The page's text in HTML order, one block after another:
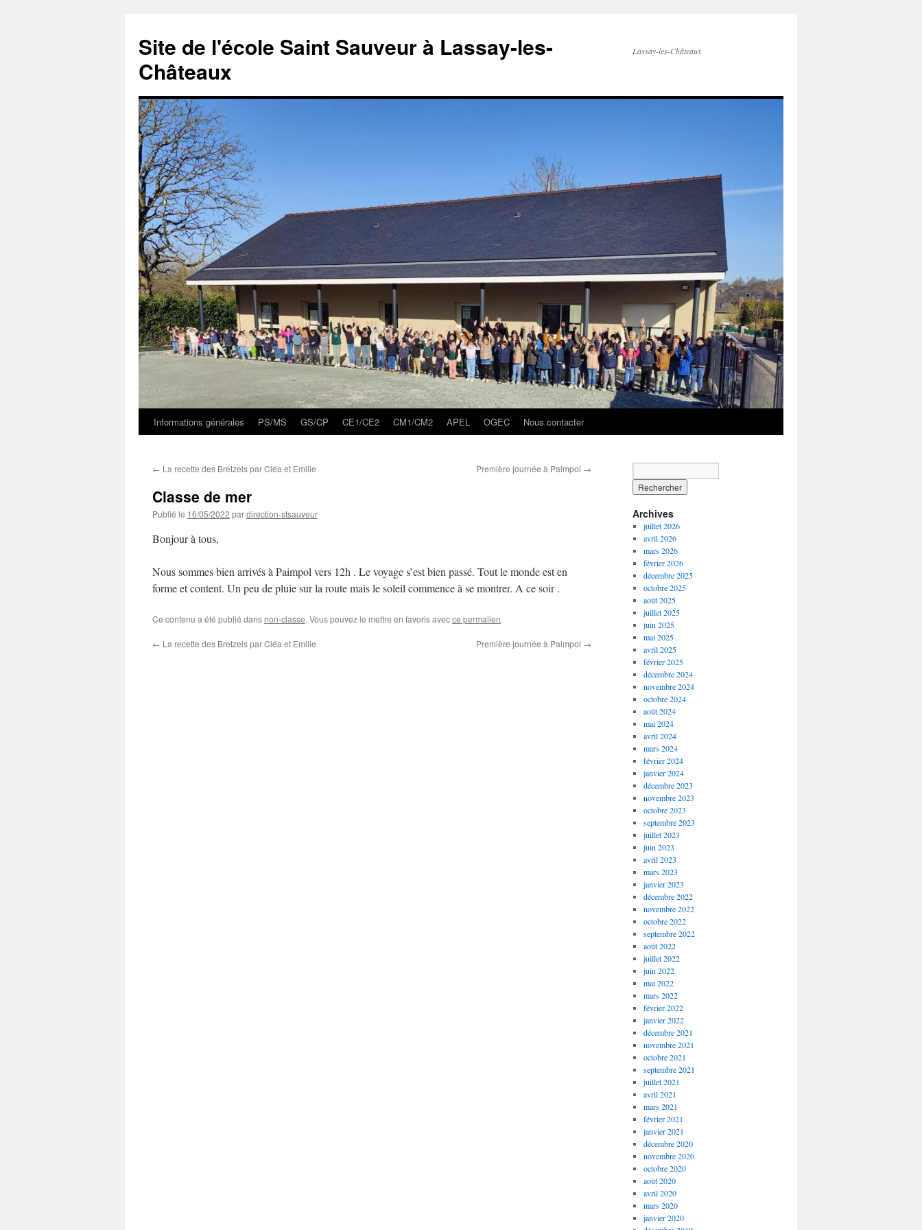
contenu
Site de l'école Saint Sauveur à Lassay-les-
Châteaux
Lassay-les-Châteaux
Informations générales PS/MS GS/CP CE1/CE2 CM1/CM2 APEL OGEC Nous contacter
← La recette des Bretzels par Cléa et Emilie Première journée à Paimpol →
Classe de mer
Publié le 16/05/2022 pardirection-stsauveur
Bonjour à tous,
Nous sommes bien arrivés à Paimpol vers 12h . Le voyage s’est bien passé. Tout le monde est en
forme et content. Un peu de pluie sur la route mais le soleil commence à se montrer. A ce soir .
Ce contenu a été publié dans non-classe. Vous pouvez le mettre en favoris avecce permalien.
← La recette des Bretzels par Cléa et Emilie Première journée à Paimpol →
Archives
juillet 2026
avril 2026
mars 2026
février 2026
décembre 2025
octobre 2025
août 2025
juillet 2025
juin 2025
mai 2025
avril 2025
février 2025
décembre 2024
novembre 2024
octobre 2024
août 2024
mai 2024
avril 2024
mars 2024
février 2024
janvier 2024
décembre 2023
novembre 2023
octobre 2023
septembre 2023
juillet 2023
juin 2023
avril 2023
mars 2023
janvier 2023
décembre 2022
novembre 2022
octobre 2022
septembre 2022
août 2022
juillet 2022
juin 2022
mai 2022
mars 2022
février 2022
janvier 2022
décembre 2021
novembre 2021
octobre 2021
septembre 2021
juillet 2021
avril 2021
mars 2021
février 2021
janvier 2021
décembre 2020
novembre 2020
octobre 2020
août 2020
avril 2020
mars 2020
janvier 2020